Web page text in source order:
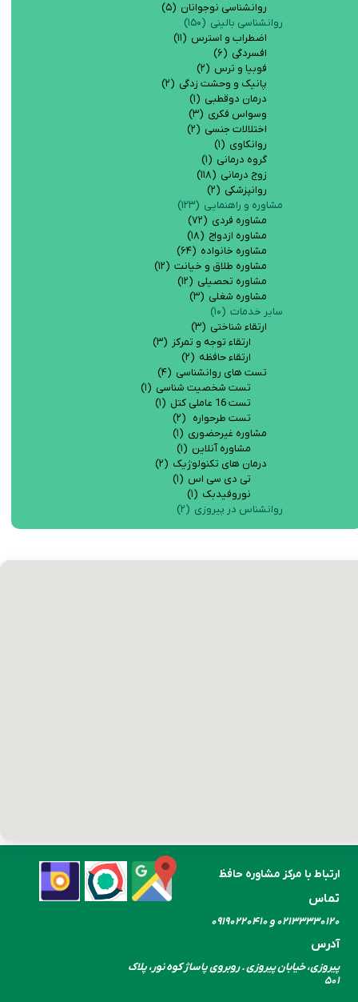
روانشناسی نوجوانان (۵)
روانشناسی بالینی (۱۵۰)
اضطراب و استرس (۱۱)
افسردگی (۶)
فوبيا و ترس (۲)
پانیک و وحشت زدگی (۲)
درمان دوقطبی (۱)
وسواس فکری (۳)
اختلالات جنسی (۲)
روانکاوی (۱)
گروه درمانی (۱)
زوج درمانی (۱۱۸)
روانپزشکی (۲)
مشاوره و راهنمایی (۱۲۳)
مشاوره فردی (۷۲)
مشاوره ازدواج (۱۸)
مشاوره خانواده (۶۴)
مشاوره طلاق و خیانت (۱۲)
مشاوره تحصیلی (۱۲)
مشاوره شغلی (۳)
سایر خدمات (۱۰)
ارتقاء شناختی (۳)
ارتقاء توجه و تمرکز (۳)
ارتقاء حافظه (۲)
تست های روانشناسی (۴)
تست شخصیت شناسی (۱)
تست 16 عاملی کتل
(۱)
تست طرحواره (۲)
مشاوره غیرحضوری (۱)
مشاوره آنلاین (۱)
درمان های تکنولوژیک (۲)
تی دی سی اس (۱)
نوروفیدبک (۱)
روانشناس در پیروزی (۲)
تماس
۰۲۱۳۳۳۳۰​​​​​​​۱۲۰ و ۰۹۱۹۰۲۲۰۴۱۰
آدرس
پیروزی، خیابان پیروزی . روبروی پاساژ کوه نور، پلاک
۵۰۱
ارتباط با مرکز مشاوره حافظ